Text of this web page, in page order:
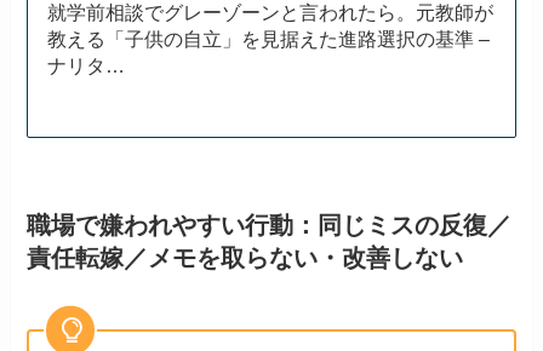
就学前相談でグレーゾーンと言われたら。元教師が
教える「子供の自立」を見据えた進路選択の基準 –
ナリタ…
職場で嫌われやすい行動：同じミスの反復／
責任転嫁／メモを取らない・改善しない